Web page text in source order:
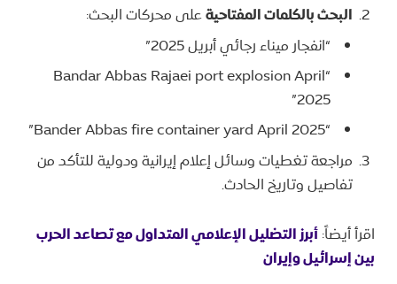
البحث بالكلمات المفتاحيةعلى محركات البحث:
“انفجار ميناء رجائي أبريل 2025”
“Bandar Abbas Rajaei port explosion April
2025”
“Bander Abbas fire container yard April 2025”
مراجعة تغطيات وسائل إعلام إيرانية ودولية للتأكد من
تفاصيل وتاريخ الحادث.
اقرأ أيضاً:أبرز التضليل الإعلامي المتداول مع تصاعد الحرب
بين إسرائيل وإيران